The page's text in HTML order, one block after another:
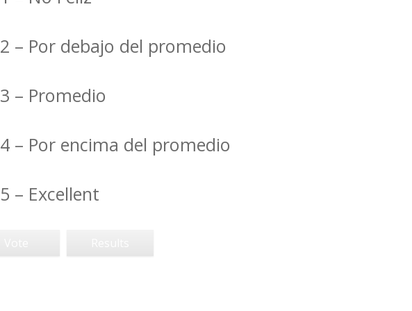
2 – Por debajo del promedio
3 – Promedio
4 – Por encima del promedio
5 – Excellent